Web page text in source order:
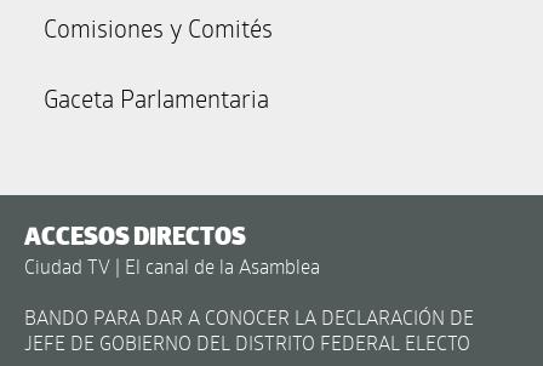
Comisiones y Comités
Gaceta Parlamentaria
ACCESOS DIRECTOS
Ciudad TV | El canal de la Asamblea
BANDO PARA DAR A CONOCER LA DECLARACIÓN DE
JEFE DE GOBIERNO DEL DISTRITO FEDERAL ELECTO